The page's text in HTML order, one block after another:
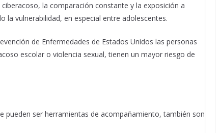
la comparación constante y la exposición a
la vulnerabilidad, en especial entre adolescentes.
de Enfermedades de Estados Unidos las personas
escolar o violencia sexual, tienen un mayor riesgo de
pueden ser herramientas de acompañamiento, también son